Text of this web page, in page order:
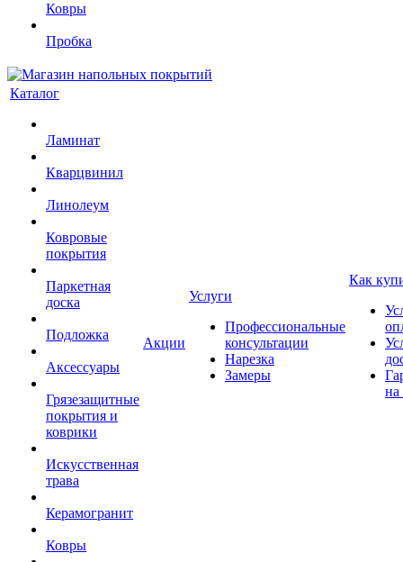
Ковры
Пробка
Каталог
Ламинат
Кварцвинил
Линолеум
Ковровые
покрытия
Паркетная
доска
Подложка
Аксессуары
Грязезащитные
покрытия и
коврики
Искусственная
трава
Керамогранит
Ковры
Акции
Услуги
Профессиональные
консультации
Нарезка
Замеры
Как
на